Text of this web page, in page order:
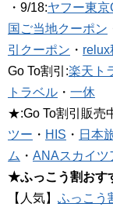
・9/18:ヤフー東京
国ご当地クーポン
引クーポン ・ relux
Go To割引:楽天ト
トラベル ・ 一休
★:Go To割引販売
ツー ・ HIS ・ 日本
ム ・ ANAスカイツ
★ふっこう割おす
【人気】 ふっこう